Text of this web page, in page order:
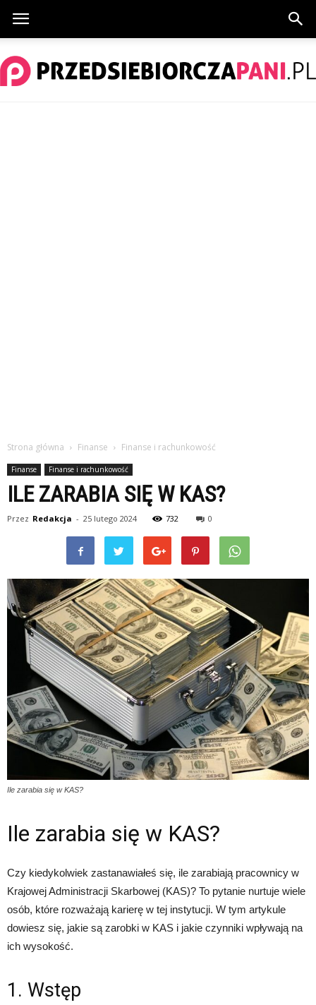
Strona główna Finanse Finanse i rachunkowość
Finanse Finanse i rachunkowość
ILE ZARABIA SIĘ W KAS?
Przez Redakcja - 25 lutego 2024 732 0
Ile zarabia się w KAS?
Ile zarabia się w KAS?
Czy kiedykolwiek zastanawiałeś się, ile zarabiają pracownicy w
Krajowej Administracji Skarbowej (KAS)? To pytanie nurtuje wiele
osób, które rozważają karierę w tej instytucji. W tym artykule
dowiesz się, jakie są zarobki w KAS i jakie czynniki wpływają na
ich wysokość.
1. Wstęp